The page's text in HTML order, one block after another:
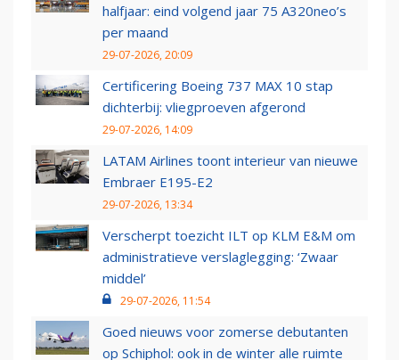
halfjaar: eind volgend jaar 75 A320neo’s
per maand
29-07-2026, 20:09
Certificering Boeing 737 MAX 10 stap
dichterbij: vliegproeven afgerond
29-07-2026, 14:09
LATAM Airlines toont interieur van nieuwe
Embraer E195-E2
29-07-2026, 13:34
Verscherpt toezicht ILT op KLM E&M om
administratieve verslaglegging: ‘Zwaar
middel’
29-07-2026, 11:54
Goed nieuws voor zomerse debutanten
op Schiphol: ook in de winter alle ruimte